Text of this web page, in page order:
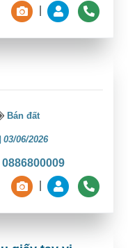
Bán đất
03/06/2026
0886800009